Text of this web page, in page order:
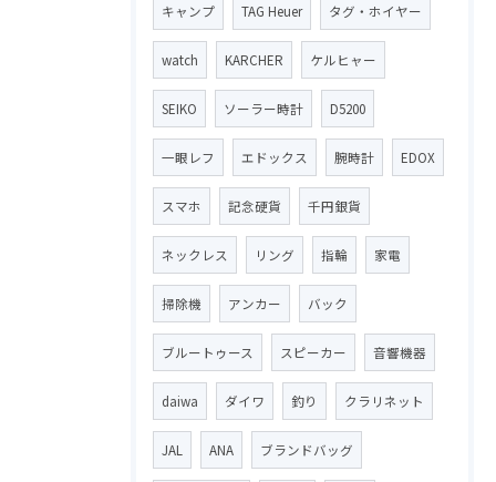
キャンプ TAG Heuer タグ・ホイヤー
watch KARCHER ケルヒャー
SEIKO ソーラー時計 D5200
一眼レフ エドックス 腕時計 EDOX
スマホ 記念硬貨 千円銀貨
ネックレス リング 指輪 家電
掃除機 アンカー バック
ブルートゥース スピーカー 音響機器
daiwa ダイワ 釣り クラリネット
JAL ANA ブランドバッグ